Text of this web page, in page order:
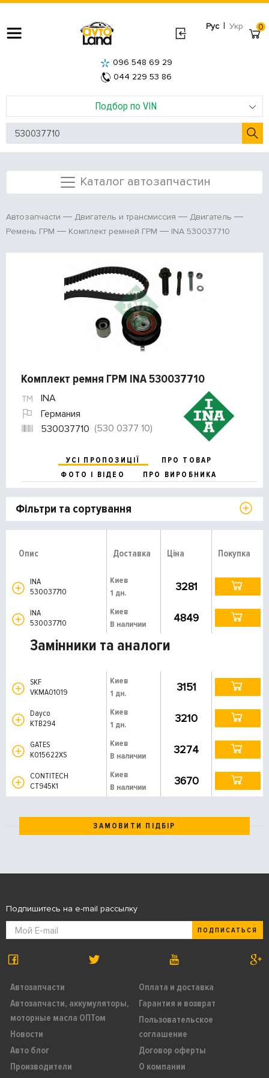
Рус | Укр
Подбор по VIN
096 548 69 29
044 229 53 86
0
Каталог автозапчастин
Автозапчасти Двигатель и трансмиссия
Двигатель
Ремень ГРМ
Комплект ремней ГРМ INA 530037710
Комплект ремня ГРМ INA 530037710
INA
Германия
530037710 (530 0377 10)
УСІ ПРОПОЗИЦІЇ
ПРО ТОВАР
ФОТО І ВІДЕО
ПРО ВИРОБНИКА
Фільтри та сортування
Опис Доставка Ціна Покупка
INA
530037710
Киев
1 дн.
3281
INA
530037710
Киев
В наличии
4849
Замінники та аналоги
SKF
VKMA01019
Киев
1 дн.
3151
Dayco
KTB294
Киев
1 дн.
3210
GATES
K015622XS
Киев
В наличии
3274
CONTITECH
CT945K1
Киев
В наличии
3670
ЗАМОВИТИ ПІДБІР
Автозапчасти
Автозапчасти, аккумуляторы,
моторные масла ОПТом
Новости
Авто блог
Производители
Оплата и доставка
Гарантия и возврат
Пользовательское
соглашение
Договор оферты
О компании
Подпишитесь на e-mail рассылку
ПОДПИСАТЬСЯ